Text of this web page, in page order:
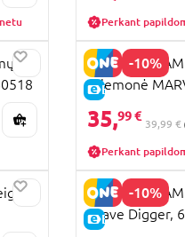
Perkant
-10%
E-KAINA
MONSTER
priemonė
6069959
35,99 €
39,99 €
Perkant
-10%
E-KAINA
MONSTER
Grave Digger,